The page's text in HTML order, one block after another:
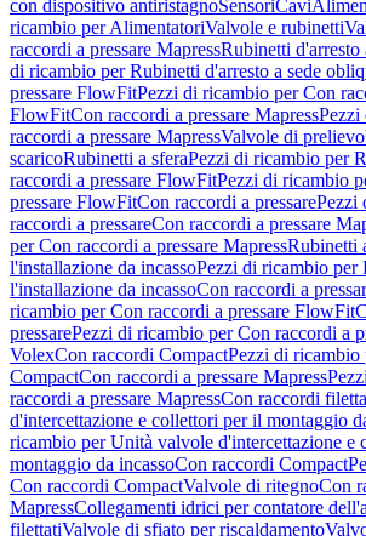
con dispositivo antiristagnoSensoriCavi
ricambio per AlimentatoriValvole e rubinetti
raccordi a pressare MapressRubinetti d'arresto
di ricambio per Rubinetti d'arresto a sede
pressare FlowFitPezzi di ricambio per Con
FlowFitCon raccordi a pressare MapressPezzi
raccordi a pressare MapressValvole di prelievo
scaricoRubinetti a sferaPezzi di ricambio per
raccordi a pressare FlowFitPezzi di ricambio
pressare FlowFitCon raccordi a pressarePezzi
raccordi a pressareCon raccordi a pressare
per Con raccordi a pressare MapressRubinetti
l'installazione da incassoPezzi di ricambio per
l'installazione da incassoCon raccordi a
ricambio per Con raccordi a pressare FlowFit
pressarePezzi di ricambio per Con raccordi a
VolexCon raccordi CompactPezzi di ricambio
CompactCon raccordi a pressare Mapress
raccordi a pressare MapressCon raccordi
d'intercettazione e collettori per il montaggio
ricambio per Unità valvole d'intercettazione e
montaggio da incassoCon raccordi Compact
Con raccordi CompactValvole di ritegnoCon
MapressCollegamenti idrici per contatore
filettatiValvole di sfiato per riscaldamento